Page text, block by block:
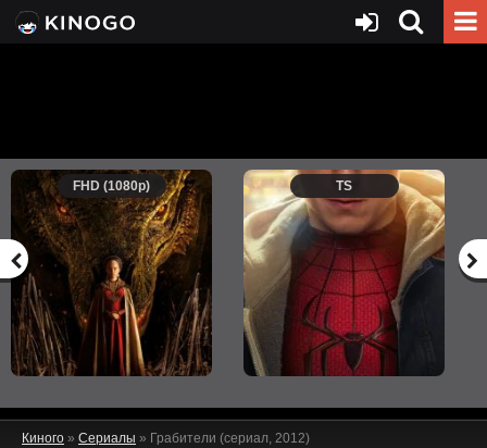
FHD (1080p) TS
Киного » Сериалы » Грабители (сериал, 2012)